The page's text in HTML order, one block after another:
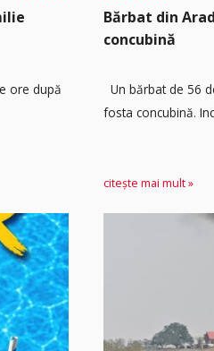
ore după
Bărbat din
concubină
Un bărbat de 56
fosta concubină.
citește mai mult »